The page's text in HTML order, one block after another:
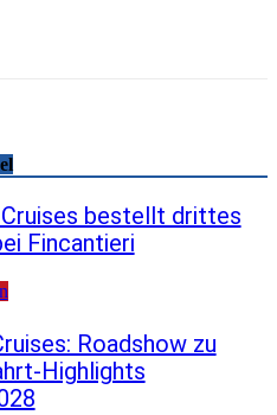
bestellt drittes
Fincantieri
Roadshow zu
Highlights